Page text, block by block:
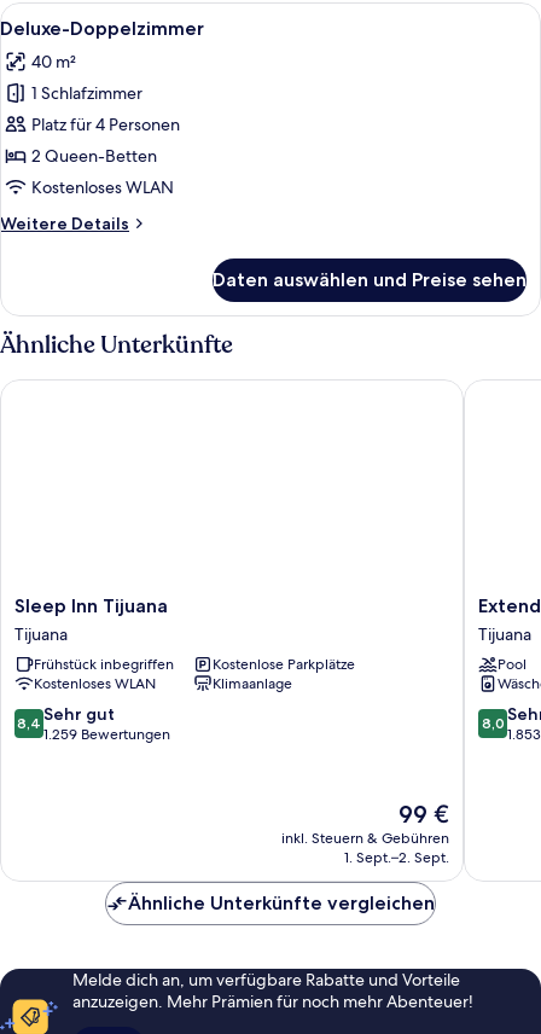
Alle
Fotos
für
Deluxe-
Doppelzimmer
anzeigen
Ein modernes Hotelzimmer mit
6
Deluxe-Doppelzimmer
40 m²
1 Schlafzimmer
Platz für 4 Personen
2 Queen-Betten
Kostenloses WLAN
Weitere Details
Weitere
Doppelzimmer
Daten auswählen und Preise sehen
Ähnliche Unterkünfte
Sleep
Inn
Tijuana
Tijuana
Sleep Inn Tijuana
Tijuana
Frühstück inbegriffen
Kostenlose Parkplätze
Kostenloses WLAN
Klimaanlage
8.4
von
8,4 Sehr gut
1.259 Bewertungen
Der
Preis
beträgt
99 €
inkl. Steuern & Gebühren
1. Sept.–2. Sept.
Sleep Inn Tijuana
Suites
Tijuana
Tijuana
Tijuana
Pool
8.0
von
8,0
Ähnliche Unterkünfte vergleichen
Melde dich an, um verfügbare Rabatte und Vorteile
anzuzeigen. Mehr Prämien für noch mehr Abenteuer!